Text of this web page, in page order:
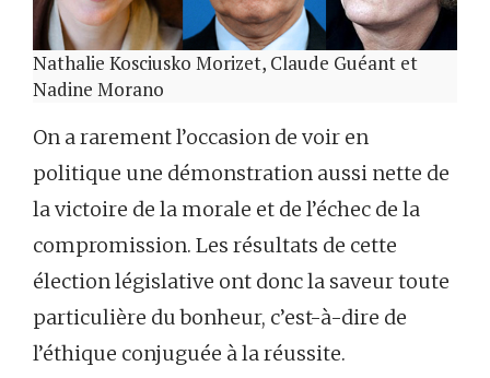
Nathalie Kosciusko Morizet, Claude Guéant et
Nadine Morano
On a rarement l’occasion de voir en
politique une démonstration aussi nette de
la victoire de la morale et de l’échec de la
compromission. Les résultats de cette
élection législative ont donc la saveur toute
particulière du bonheur, c’est-à-dire de
l’éthique conjuguée à la réussite.